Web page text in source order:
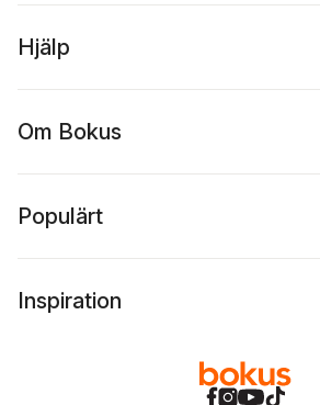
Hjälp
Om Bokus
Populärt
Inspiration